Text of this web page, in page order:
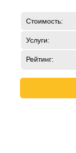
Стоимость:
Услуги:
Рейтинг: